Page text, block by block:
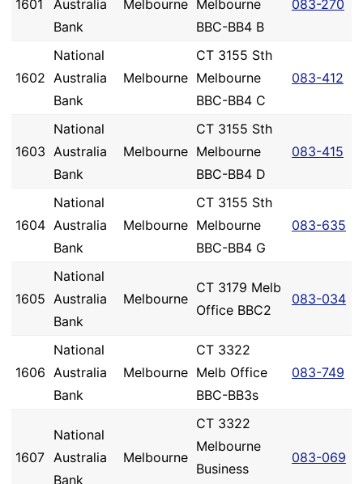
1601
Australia
Bank
Melbourne Melbourne
BBC-BB4 B
083-270
1602
National
Australia
Bank
Melbourne
CT 3155 Sth
Melbourne
BBC-BB4 C
083-412
1603
National
Australia
Bank
Melbourne
CT 3155 Sth
Melbourne
BBC-BB4 D
083-415
1604
National
Australia
Bank
Melbourne
CT 3155 Sth
Melbourne
BBC-BB4 G
083-635
1605
National
Australia
Bank
Melbourne
CT 3179 Melb
Office BBC2
083-034
1606
National
Australia
Bank
Melbourne
CT 3322
Melb Office
BBC-BB3s
083-749
1607
National
Australia
Bank
Melbourne
CT 3322
Melbourne
Business
083-069